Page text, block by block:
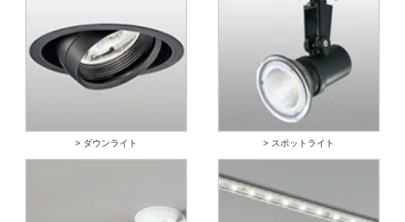
> ダウンライト > スポットライト